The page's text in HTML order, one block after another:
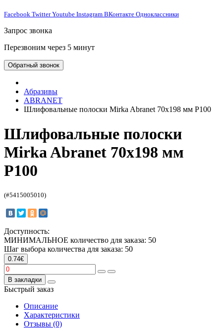
Facebook TwitterYoutube Instagram ВКонтакте Одноклассники
Запрос звонка
Перезвоним через 5 минут
Обратный звонок
Абразивы
ABRANET
Шлифовальные полоски Mirka Abranet 70х198 мм P100
Шлифовальные полоски
Mirka Abranet 70х198 мм
P100
(#5415005010)
Доступность:
МИНИМАЛЬНОЕ количество для заказа: 50
Шаг выбора количества для заказа: 50
0.74€
В закладки
Быстрый заказ
Описание
Характеристики
Отзывы (0)